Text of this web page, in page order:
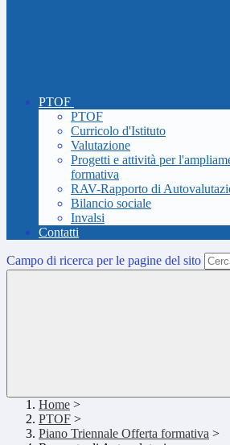
PTOF
PTOF
Curricolo d'Istituto
Valutazione
Progetti e attività per
formativa
RAV-Rapporto di
Bilancio sociale
Invalsi
Contatti
Campo di ricerca per le pagine del sito
Home >
PTOF >
Piano Triennale Offerta formativa >